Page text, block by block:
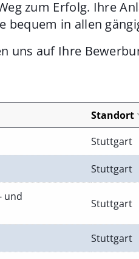
zum Erfolg. Ihre
bequem in allen
uns auf Ihre
Standort
Stuttgart
Stuttgart
und
Stuttgart
Stuttgart